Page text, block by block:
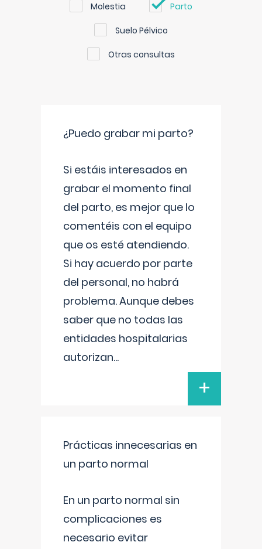
Molestia Parto
Suelo Pélvico
Otras consultas
¿Puedo grabar mi parto?
Si estáis interesados en
grabar el momento final
del parto, es mejor que lo
comentéis con el equipo
que os esté atendiendo.
Si hay acuerdo por parte
del personal, no habrá
problema. Aunque debes
saber que no todas las
entidades hospitalarias
autorizan...
+
Prácticas innecesarias en
un parto normal
En un parto normal sin
complicaciones es
necesario evitar